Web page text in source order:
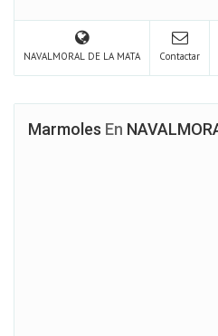
NAVALMORAL DE LA MATA Contactar
Marmoles En